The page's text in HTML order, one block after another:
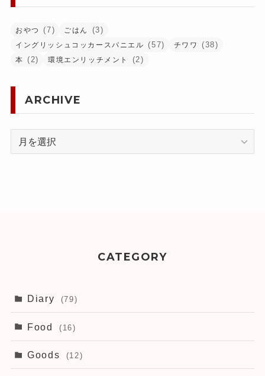
おやつ (7) ごはん (3)
イングリッシュコッカースパニエル (57) チワワ (38)
本 (2) 環境エンリッチメント (2)
ARCHIVE
ARCHIVE
CATEGORY
Diary (79)
Food (16)
Goods (12)